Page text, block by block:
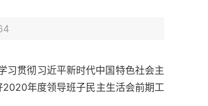
习贯彻习近平新时代中国特色社会主
年度领导班子民主生活会前期工